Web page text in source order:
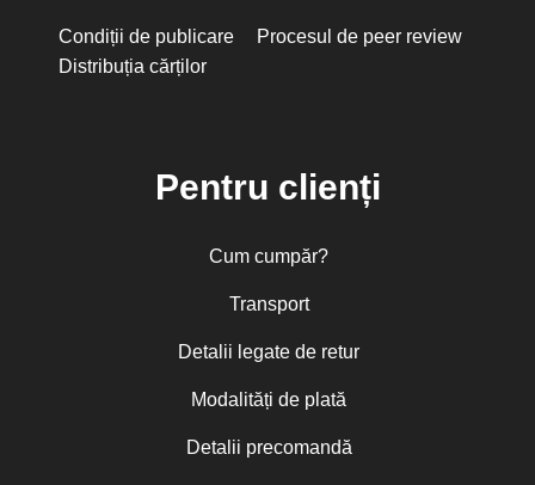
Condiții de publicare
Procesul de peer review
Distribuția cărților
Pentru clienți
Cum cumpăr?
Transport
Detalii legate de retur
Modalități de plată
Detalii precomandă